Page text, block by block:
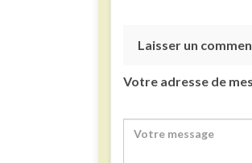
Laisser un
Votre adresse de